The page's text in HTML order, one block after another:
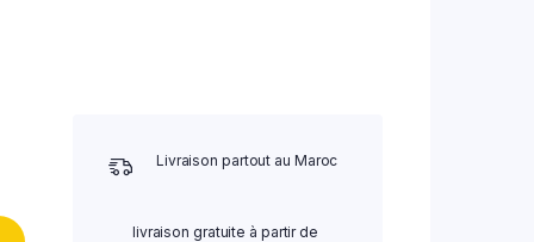
Livraison partout au Maroc
livraison gratuite à partir de